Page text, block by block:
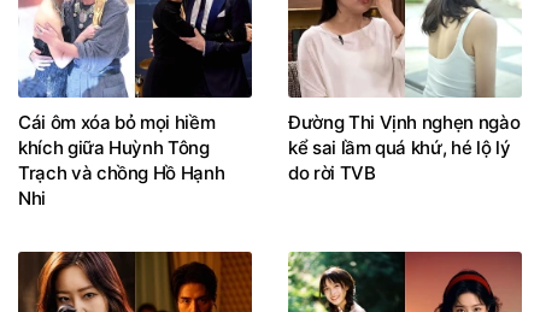
Cái ôm xóa bỏ mọi hiềm
khích giữa Huỳnh Tông
Trạch và chồng Hồ Hạnh
Nhi
Đường Thi Vịnh nghẹn ngào
kể sai lầm quá khứ, hé lộ lý
do rời TVB